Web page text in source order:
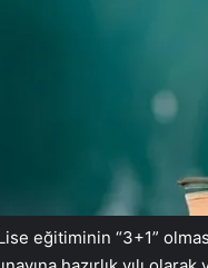
eğitiminin “3+1”